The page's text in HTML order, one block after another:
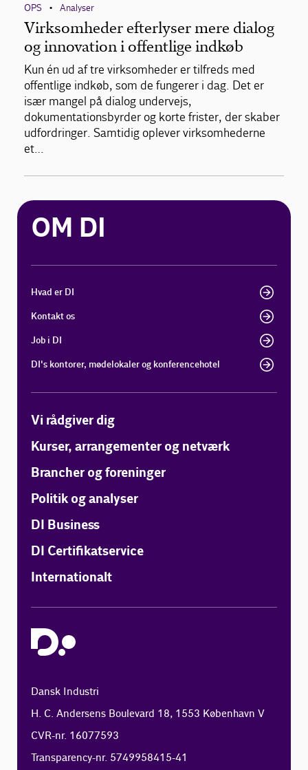
OPS • Analyser
Virksomheder efterlyser mere dialog
og innovation i offentlige indkøb
Kun én ud af tre virksomheder er tilfreds med
offentlige indkøb, som de fungerer i dag. Det er
især mangel på dialog undervejs,
dokumentationsbyrder og korte frister, der skaber
udfordringer. Samtidig oplever virksomhederne
et…
OM DI
Hvad er DI
Kontakt os
Job i DI
DI's kontorer, mødelokaler og konferencehotel
Vi rådgiver dig
Kurser, arrangementer og netværk
Brancher og foreninger
Politik og analyser
DI Business
DI Certifikatservice
Internationalt
Dansk Industri
H. C. Andersens Boulevard 18, 1553 København V
CVR-nr. 16077593
Transparency-nr. 5749958415-41